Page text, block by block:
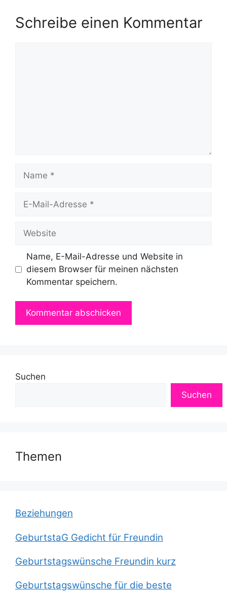
Schreibe einen Kommentar
Mail-
Name, E-Mail-Adresse und Website in
diesem Browser für meinen nächsten
Kommentar speichern.
Suchen
Suchen
Themen
Beziehungen
GeburtstaG Gedicht für Freundin
Geburtstagswünsche Freundin kurz
Geburtstagswünsche für die beste